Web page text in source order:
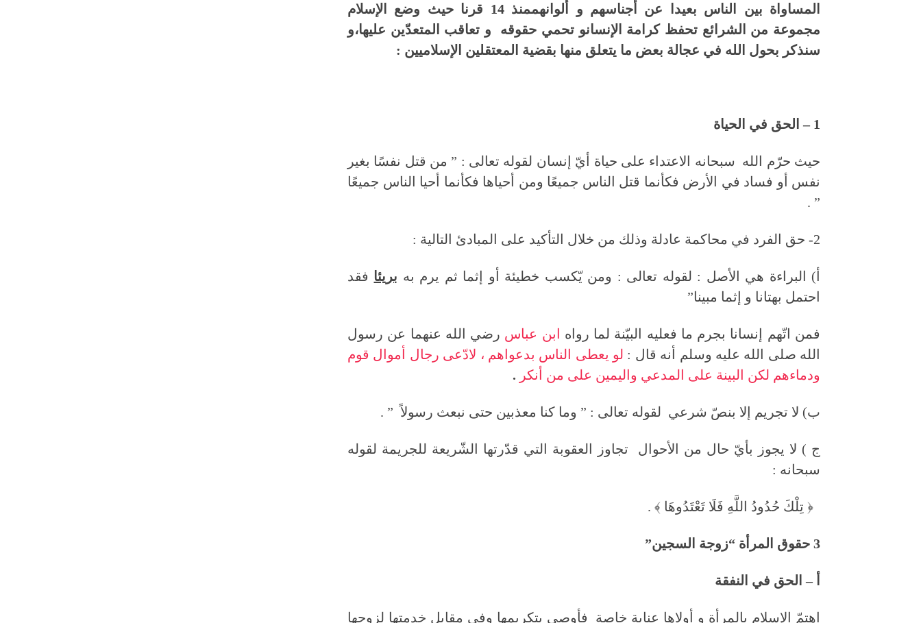
المساواة بين الناس بعيدا عن أجناسهم و ألوانهممنذ 14 قرنا حيث وضع الإسلام
مجموعة من الشرائع تحفظ كرامة الإنسانو تحمي حقوقه و تعاقب المتعدّين عليها،و
سنذكر بحول الله في عجالة بعض ما يتعلق منها بقضية المعتقلين الإسلاميين :
1 – الحق في الحياة
حيث حرّم الله سبحانه الاعتداء على حياة أيّ إنسان لقوله تعالى : ” من قتل نفسًا بغير
نفس أو فساد في الأرض فكأنما قتل الناس جميعًا ومن أحياها فكأنما أحيا الناس جميعًا
” .
2- حق الفرد في محاكمة عادلة وذلك من خلال التأكيد على المبادئ التالية :
أ) البراءة هي الأصل : لقوله تعالى : ومن يّكسب خطيئة أو إثما ثم يرم به بريئا فقد
احتمل بهتانا و إثما مبينا”
فمن اتّهم إنسانا بجرم ما فعليه البيّنة لما رواه ابن عباس رضي الله عنهما عن رسول
الله صلى الله عليه وسلم أنه قال : لو يعطى الناس بدعواهم ، لادّعى رجال أموال قوم
ودماءهم لكن البينة على المدعي واليمين على من أنكر .
ب) لا تجريم إلا بنصّ شرعي لقوله تعالى : ” وما كنا معذبين حتى نبعث رسولاً ” .
ج ) لا يجوز بأيّ حال من الأحوال تجاوز العقوبة التي قدّرتها الشّريعة للجريمة لقوله
سبحانه :
﴿ تِلْكَ حُدُودُ اللَّهِ فَلَا تَعْتَدُوهَا ﴾ .
3 حقوق المرأة “زوجة السجين”
أ – الحق في النفقة
اهتمّ الإسلام بالمرأة و أولاها عناية خاصة فأوصى بتكريمها وفي مقابل خدمتها لزوجها